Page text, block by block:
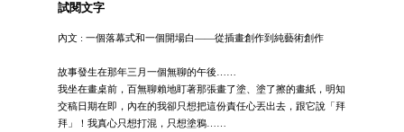
試閱文字
內文 : 一個落幕式和一個開場白——從插畫創作到純藝術創作
故事發生在那年三月一個無聊的午後……
我坐在畫桌前，百無聊賴地盯著那張畫了塗、塗了擦的畫紙，明知
交稿日期在即，內在的我卻只想把這份責任心丟出去，跟它說「拜
拜」！我真心只想打混，只想塗鴉……